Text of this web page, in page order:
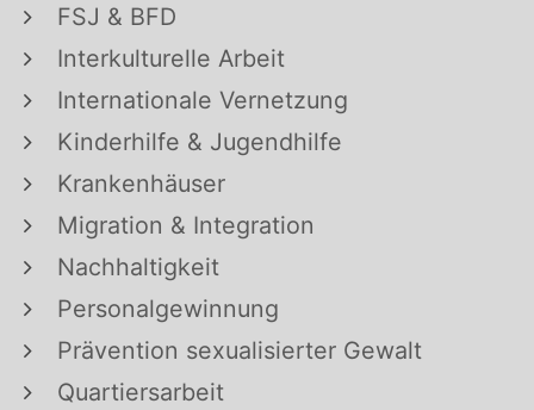
FSJ & BFD
Interkulturelle Arbeit
Internationale Vernetzung
Kinderhilfe & Jugendhilfe
Krankenhäuser
Migration & Integration
Nachhaltigkeit
Personalgewinnung
Prävention sexualisierter Gewalt
Quartiersarbeit